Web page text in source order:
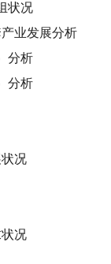
状况
业发展分析
分析
分析
况
况